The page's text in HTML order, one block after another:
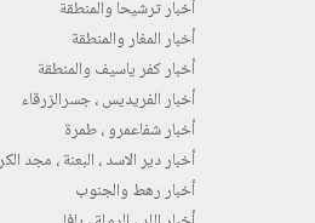
أخبار ترشيحا والمنطقة
أخبار المغار والمنطقة
أخبار كفر ياسيف والمنطقة
أخبار الفريديس ، جسرالزرقاء
أخبار شفاعمرو ، طمرة
أخبار دير الاسد ، البعنة ، مجد
أخبار رهط والجنوب